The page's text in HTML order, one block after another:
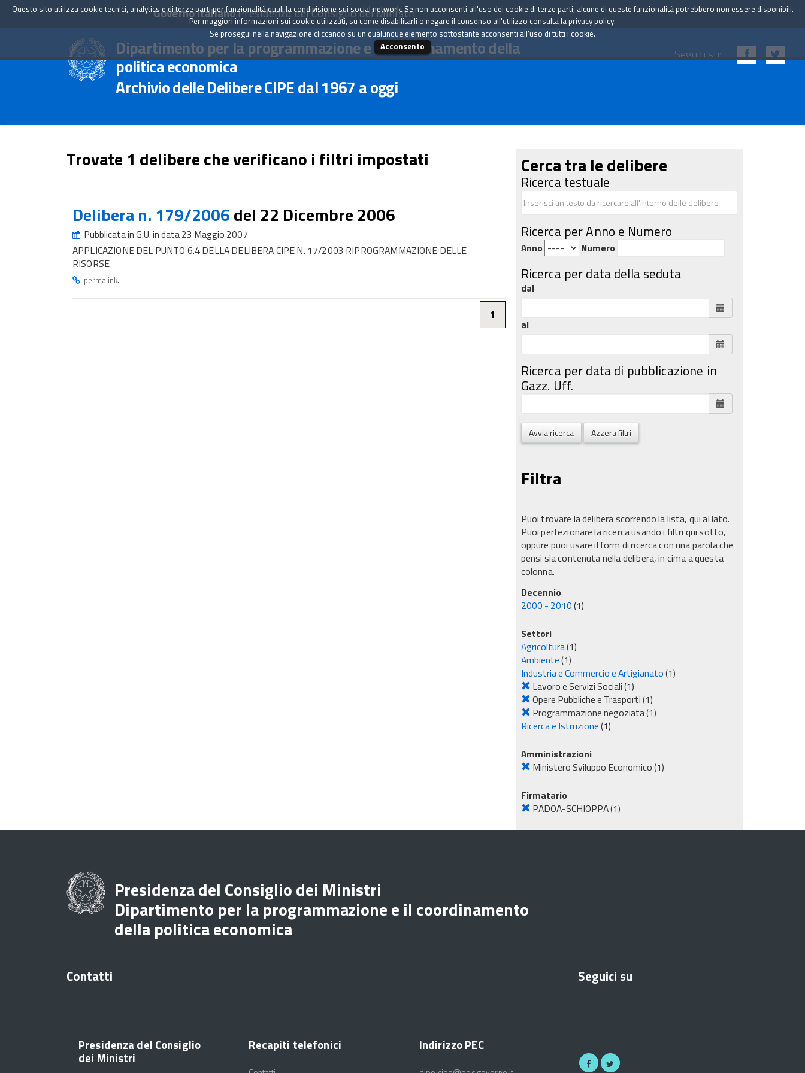
Governo ItalianoPresidenza del Consiglio dei Ministri
Dipartimento per la programmazione e il coordinamento della
politica economica
Archivio delle Delibere CIPE dal 1967 a oggi
Seguici su:
Trovate 1 delibere che verificano i filtri impostati
Delibera n. 179/2006del 22 Dicembre 2006
Pubblicata in G.U. in data 23 Maggio 2007
APPLICAZIONE DEL PUNTO 6.4 DELLA DELIBERA CIPE N. 17/2003 RIPROGRAMMAZIONE DELLE
RISORSE
permalink.
1
Cerca tra le delibere
Ricerca testuale
Ricerca per Anno e Numero
Anno Numero
Ricerca per data della seduta
dal
al
Ricerca per data di pubblicazione in
Gazz. Uff.
Avvia ricerca Azzera filtri
Filtra
Puoi trovare la delibera scorrendo la lista, qui al lato.
Puoi perfezionare la ricerca usando i filtri qui sotto,
oppure puoi usare il form di ricerca con una parola che
pensi sia contenuta nella delibera, in cima a questa
colonna.
Decennio
2000 - 2010(1)
Settori
Agricoltura(1)
Ambiente(1)
Industria e Commercio e Artigianato(1)
Lavoro e Servizi Sociali(1)
Opere Pubbliche e Trasporti(1)
Programmazione negoziata(1)
Ricerca e Istruzione(1)
Amministrazioni
Ministero Sviluppo Economico(1)
Firmatario
PADOA-SCHIOPPA(1)
Questo sito utilizza cookie tecnici, analytics e di terze parti per funzionalità quali la condivisione sui social network. Se non acconsenti all'uso dei cookie di terze parti, alcune di queste funzionalità potrebbero non essere disponibili.
Per maggiori informazioni sui cookie utilizzati, su come disabilitarli o negare il consenso all'utilizzo consulta la privacy policy.
Se prosegui nella navigazione cliccando su un qualunque elemento sottostante acconsenti all'uso di tutti i cookie.
Acconsento
Presidenza del Consiglio dei Ministri
Dipartimento per la programmazione e il coordinamento
della politica economica
Contatti
Presidenza del Consiglio
dei Ministri
Recapiti telefonici Indirizzo PEC
Seguici su